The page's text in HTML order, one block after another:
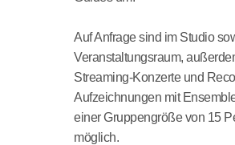
Auf Anfrage sind im Studio
Veranstaltungsraum,
Streaming-Konzerte und
Aufzeichnungen mit
einer Gruppengröße von 15
möglich.